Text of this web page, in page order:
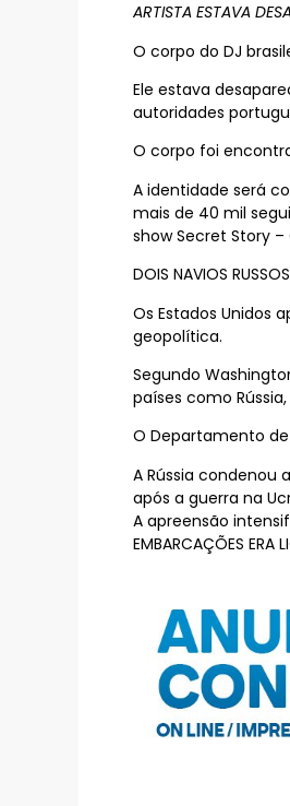
ARTISTA ESTAVA
O corpo do DJ
Ele estava
autoridades
O corpo foi
A identidade será
mais de 40 mil
show Secret Story –
DOIS NAVIOS
Os Estados Unidos
geopolítica.
Segundo
países como
O Departamento
A Rússia condenou
após a guerra na
A apreensão
EMBARCAÇÕES ERA